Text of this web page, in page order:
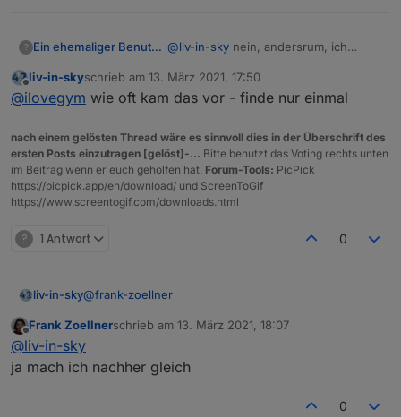
? Ein ehemaliger Benutzer @liv-in-sky nein, andersrum, ich
und bei dir im Script steht hardcoded
userdata.0.Tabellen..
Ich habs mir jetzt umgeschrieben,
dass ich ueberall vis.TABELLEN. drin
dpPrefix und ich habs geaendert =
"javascript."+ instance +".vis.";
Wenn du das am Anfang im Script
schreibst, und generell const dpPrefix
verwendest, dann gibts auch kein
durcheinander mehr.. - vorausgesetzt
Wie gesagt, ist mir nur aufgefallen,
dass es verschieden gehandhabt
ueberhaupt fuer das und deine ganz
Offline
liv-in-skyschrieb am 13. März 2021, 17:50
zuletzt editiert von
@ilovegym wie oft kam das vor - finde nur einmal
nach einem gelösten Thread wäre es sinnvoll dies in der Überschrift des
ersten Posts einzutragen [gelöst]-... Bitte benutzt das Voting rechts unten
im Beitrag wenn er euch geholfen hat. Forum-Tools: PicPick
https://picpick.app/en/download/ und ScreenToGif
https://www.screentogif.com/downloads.html
? 1 Antwort 0
liv-in-sky@frank-zoellner
magst du bitte nochmal das neue script testen - habe
noch etwas umgestellt
Offline
Frank Zoellnerschrieb am 13. März 2021, 18:07
zuletzt editiert von
@liv-in-sky
ja mach ich nachher gleich
0